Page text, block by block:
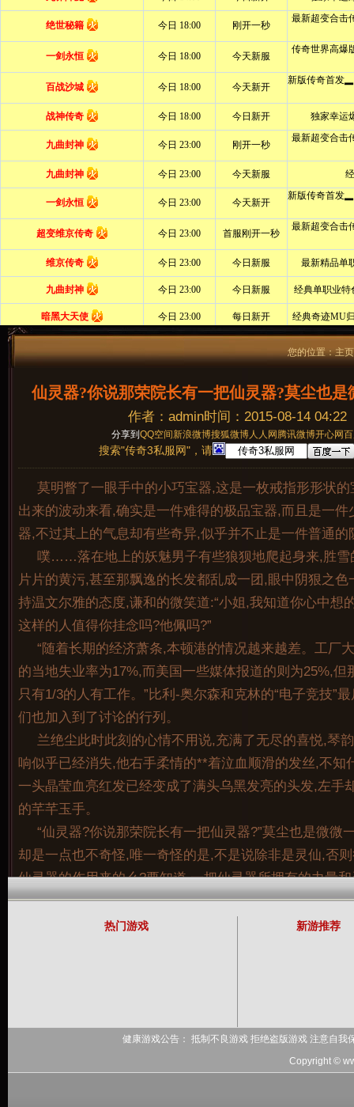
记住用户名
您的位置：主页
仙灵器?你说那荣院长有一把仙灵器?莫尘也是
作者：admin时间：2015-08-14 04:22
分享到 QQ空间 新浪微博搜狐微博人人网 腾讯微博开心网
搜索"传奇3私服网"，请
莫明瞥了一眼手中的小巧宝器,这是一枚戒指形形状
出来的波动来看,确实是一件难得的极品宝器,而且是一件
器,不过其上的气息却有些奇异,似乎并不止是一件普通的
噗……落在地上的妖魅男子有些狼狈地爬起身来,胜雪
片片的黄污,甚至那飘逸的长发都乱成一团,眼中阴狠之色
持温文尔雅的态度,谦和的微笑道:“小姐,我知道你心中想
这样的人值得你挂念吗?他佩吗?”
“随着长期的经济萧条,本顿港的情况越来越差。工厂
的当地失业率为17%,而美国一些媒体报道的则为25%,但
只有1/3的人有工作。”比利-奥尔森和克林的“电子竞技”
们也加入到了讨论的行列。
兰绝尘此时此刻的心情不用说,充满了无尽的喜悦,琴
响似乎已经消失,他右手柔情的**着泣血顺滑的发丝,不知
一头晶莹血亮红发已经变成了满头乌黑发亮的头发,左手
的芊芊玉手。
“仙灵器?你说那荣院长有一把仙灵器?”莫尘也是微微
却是一点也不奇怪,唯一奇怪的是,不是说除非是灵仙,否
仙灵器的作用来的么?要知道,一把仙灵器所拥有的力量
有着本质的差别的呀。
所以指门才会那般的看中人间,因为佛门的教义在灵
而艾迪森现在也跟赵海有一样的感觉,他跟赵海交手
海最一开始对于他自身的力量运用的并不是十分的纯熟,
热门游戏 新游推荐
健康游戏公告： 抵制不良游戏 拒绝盗版游戏 注意自
Copyright ©